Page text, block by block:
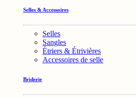
Selles & Accessoires
Selles
Sangles
Étriers & Étrivières
Accessoires de selle
Briderie